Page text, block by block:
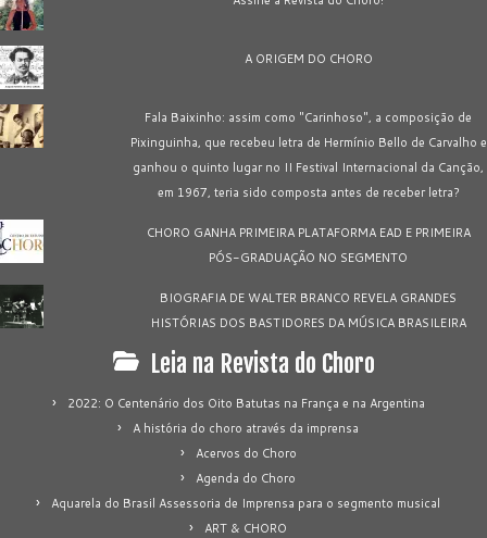
A ORIGEM DO CHORO
Fala Baixinho: assim como "Carinhoso", a composição de
Pixinguinha, que recebeu letra de Hermínio Bello de Carvalho e
ganhou o quinto lugar no II Festival Internacional da Canção,
em 1967, teria sido composta antes de receber letra?
CHORO GANHA PRIMEIRA PLATAFORMA EAD E PRIMEIRA
PÓS-GRADUAÇÃO NO SEGMENTO
BIOGRAFIA DE WALTER BRANCO REVELA GRANDES
HISTÓRIAS DOS BASTIDORES DA MÚSICA BRASILEIRA
Leia na Revista do Choro
2022: O Centenário dos Oito Batutas na França e na Argentina
A história do choro através da imprensa
Acervos do Choro
Agenda do Choro
Aquarela do Brasil Assessoria de Imprensa para o segmento musical
ART & CHORO